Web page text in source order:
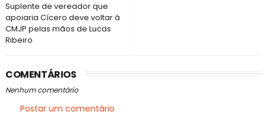
Suplente de vereador que
apoiaria Cícero deve voltar à
CMJP pelas mãos de Lucas
Ribeiro
COMENTÁRIOS
Nenhum comentário
Postar um comentário